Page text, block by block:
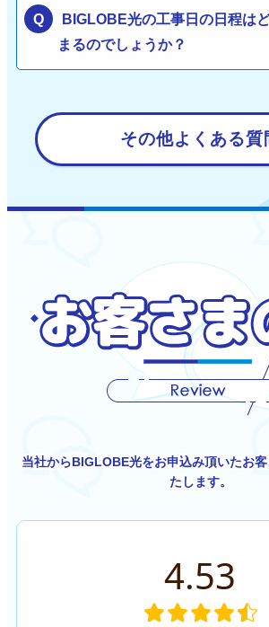
BIGLOBE光の工事日の日程は
まるのでしょうか？
その他よくある質
当社からBIGLOBE光をお申込み頂いたお
たします。
4.53